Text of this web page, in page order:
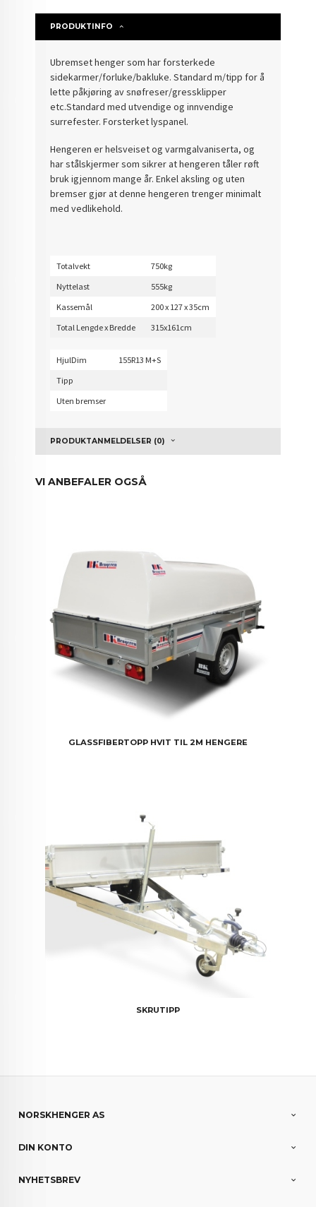
PRODUKTINFO
Ubremset henger som har forsterkede
sidekarmer/forluke/bakluke. Standard m/tipp for å
lette påkjøring av snøfreser/gressklipper
etc.Standard med utvendige og innvendige
surrefester. Forsterket lyspanel.
Hengeren er helsveiset og varmgalvaniserta, og
har stålskjermer som sikrer at hengeren tåler røft
bruk igjennom mange år. Enkel aksling og uten
bremser gjør at denne hengeren trenger minimalt
med vedlikehold.
Totalvekt
750kg
Nyttelast
555kg
Kassemål
200 x 127 x 35cm
Total Lengde x Bredde
315x161cm
HjulDim
155R13 M+S
Tipp
Uten bremser
PRODUKTANMELDELSER (0)
VI ANBEFALER OGSÅ
GLASSFIBERTOPP HVIT TIL 2M HENGERE
SKRUTIPP
NORSKHENGER AS
DIN KONTO
NYHETSBREV